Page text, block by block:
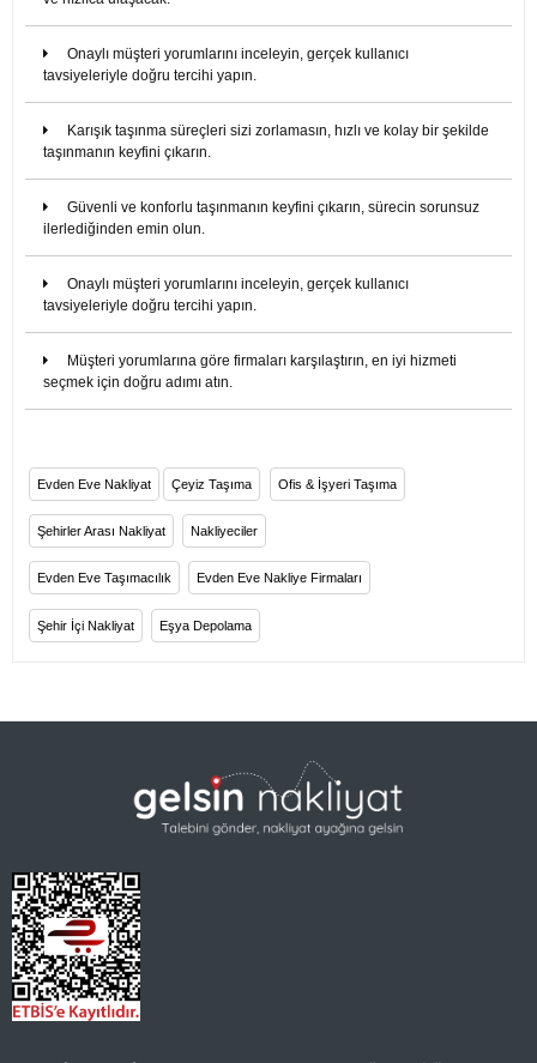
Onaylı müşteri yorumlarını inceleyin, gerçek kullanıcı
tavsiyeleriyle doğru tercihi yapın.
Karışık taşınma süreçleri sizi zorlamasın, hızlı ve kolay bir şekilde
taşınmanın keyfini çıkarın.
Güvenli ve konforlu taşınmanın keyfini çıkarın, sürecin sorunsuz
ilerlediğinden emin olun.
Onaylı müşteri yorumlarını inceleyin, gerçek kullanıcı
tavsiyeleriyle doğru tercihi yapın.
Müşteri yorumlarına göre firmaları karşılaştırın, en iyi hizmeti
seçmek için doğru adımı atın.
Evden Eve Nakliyat Çeyiz Taşıma Ofis & İşyeri Taşıma
Şehirler Arası Nakliyat Nakliyeciler
Evden Eve Taşımacılık Evden Eve Nakliye Firmaları
Şehir İçi Nakliyat Eşya Depolama